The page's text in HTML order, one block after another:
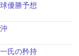
優勝予想
氏の矜持